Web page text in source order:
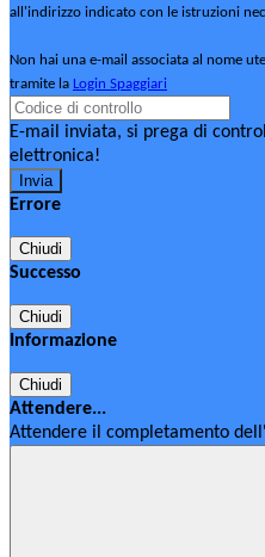
all'indirizzo indicato con le istruzioni
Non hai una e-mail associata al nome
tramite la Login Spaggiari
E-mail inviata, si prega di
elettronica!
Errore
Chiudi
Successo
Chiudi
Informazione
Chiudi
Attendere...
Attendere il completamento